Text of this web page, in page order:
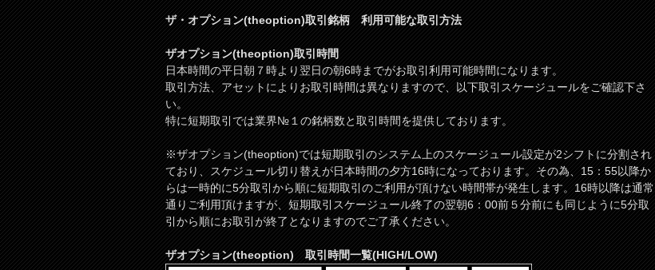
ザ・オプション(theoption)取引銘柄 利用可能な取引方法
ザオプション(theoption)取引時間
日本時間の平日朝７時より翌日の朝6時までがお取引利用可能時間になります。
取引方法、アセットによりお取引時間は異なりますので、以下取引スケージュールをご確認下さ
い。
特に短期取引では業界№１の銘柄数と取引時間を提供しております。
※ザオプション(theoption)では短期取引のシステム上のスケージュール設定が2シフトに分割され
ており、スケジュール切り替えが日本時間の夕方16時になっております。その為、15：55以降か
らは一時的に5分取引から順に短期取引のご利用が頂けない時間帯が発生します。16時以降は通常
通りご利用頂けますが、短期取引スケージュール終了の翌朝6：00前５分前にも同じように5分取
引から順にお取引が終了となりますのでご了承ください。
ザオプション(theoption) 取引時間一覧(HIGH/LOW)